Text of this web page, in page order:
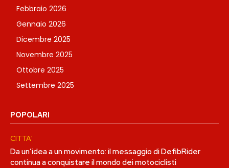
Febbraio 2026
Gennaio 2026
Dicembre 2025
Novembre 2025
Ottobre 2025
Settembre 2025
POPOLARI
CITTA'
Da un’idea a un movimento: il messaggio di DefibRider
continua a conquistare il mondo dei motociclisti